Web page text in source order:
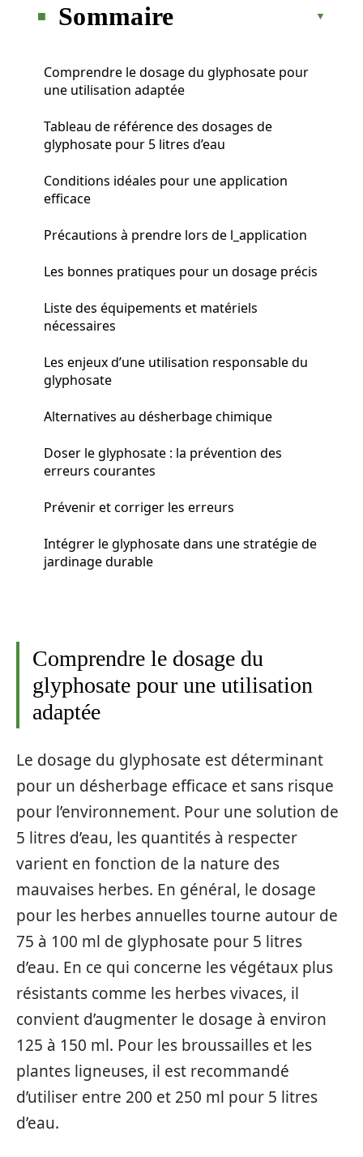
Sommaire
Comprendre le dosage du glyphosate pour
une utilisation adaptée
Tableau de référence des dosages de
glyphosate pour 5 litres d’eau
Conditions idéales pour une application
efficace
Précautions à prendre lors de l_application
Les bonnes pratiques pour un dosage précis
Liste des équipements et matériels
nécessaires
Les enjeux d’une utilisation responsable du
glyphosate
Alternatives au désherbage chimique
Doser le glyphosate : la prévention des
erreurs courantes
Prévenir et corriger les erreurs
Intégrer le glyphosate dans une stratégie de
jardinage durable
Comprendre le dosage du
glyphosate pour une utilisation
adaptée
Le dosage du glyphosate est déterminant
pour un désherbage efficace et sans risque
pour l’environnement. Pour une solution de
5 litres d’eau, les quantités à respecter
varient en fonction de la nature des
mauvaises herbes. En général, le dosage
pour les herbes annuelles tourne autour de
75 à 100 ml de glyphosate pour 5 litres
d’eau. En ce qui concerne les végétaux plus
résistants comme les herbes vivaces, il
convient d’augmenter le dosage à environ
125 à 150 ml. Pour les broussailles et les
plantes ligneuses, il est recommandé
d’utiliser entre 200 et 250 ml pour 5 litres
d’eau.